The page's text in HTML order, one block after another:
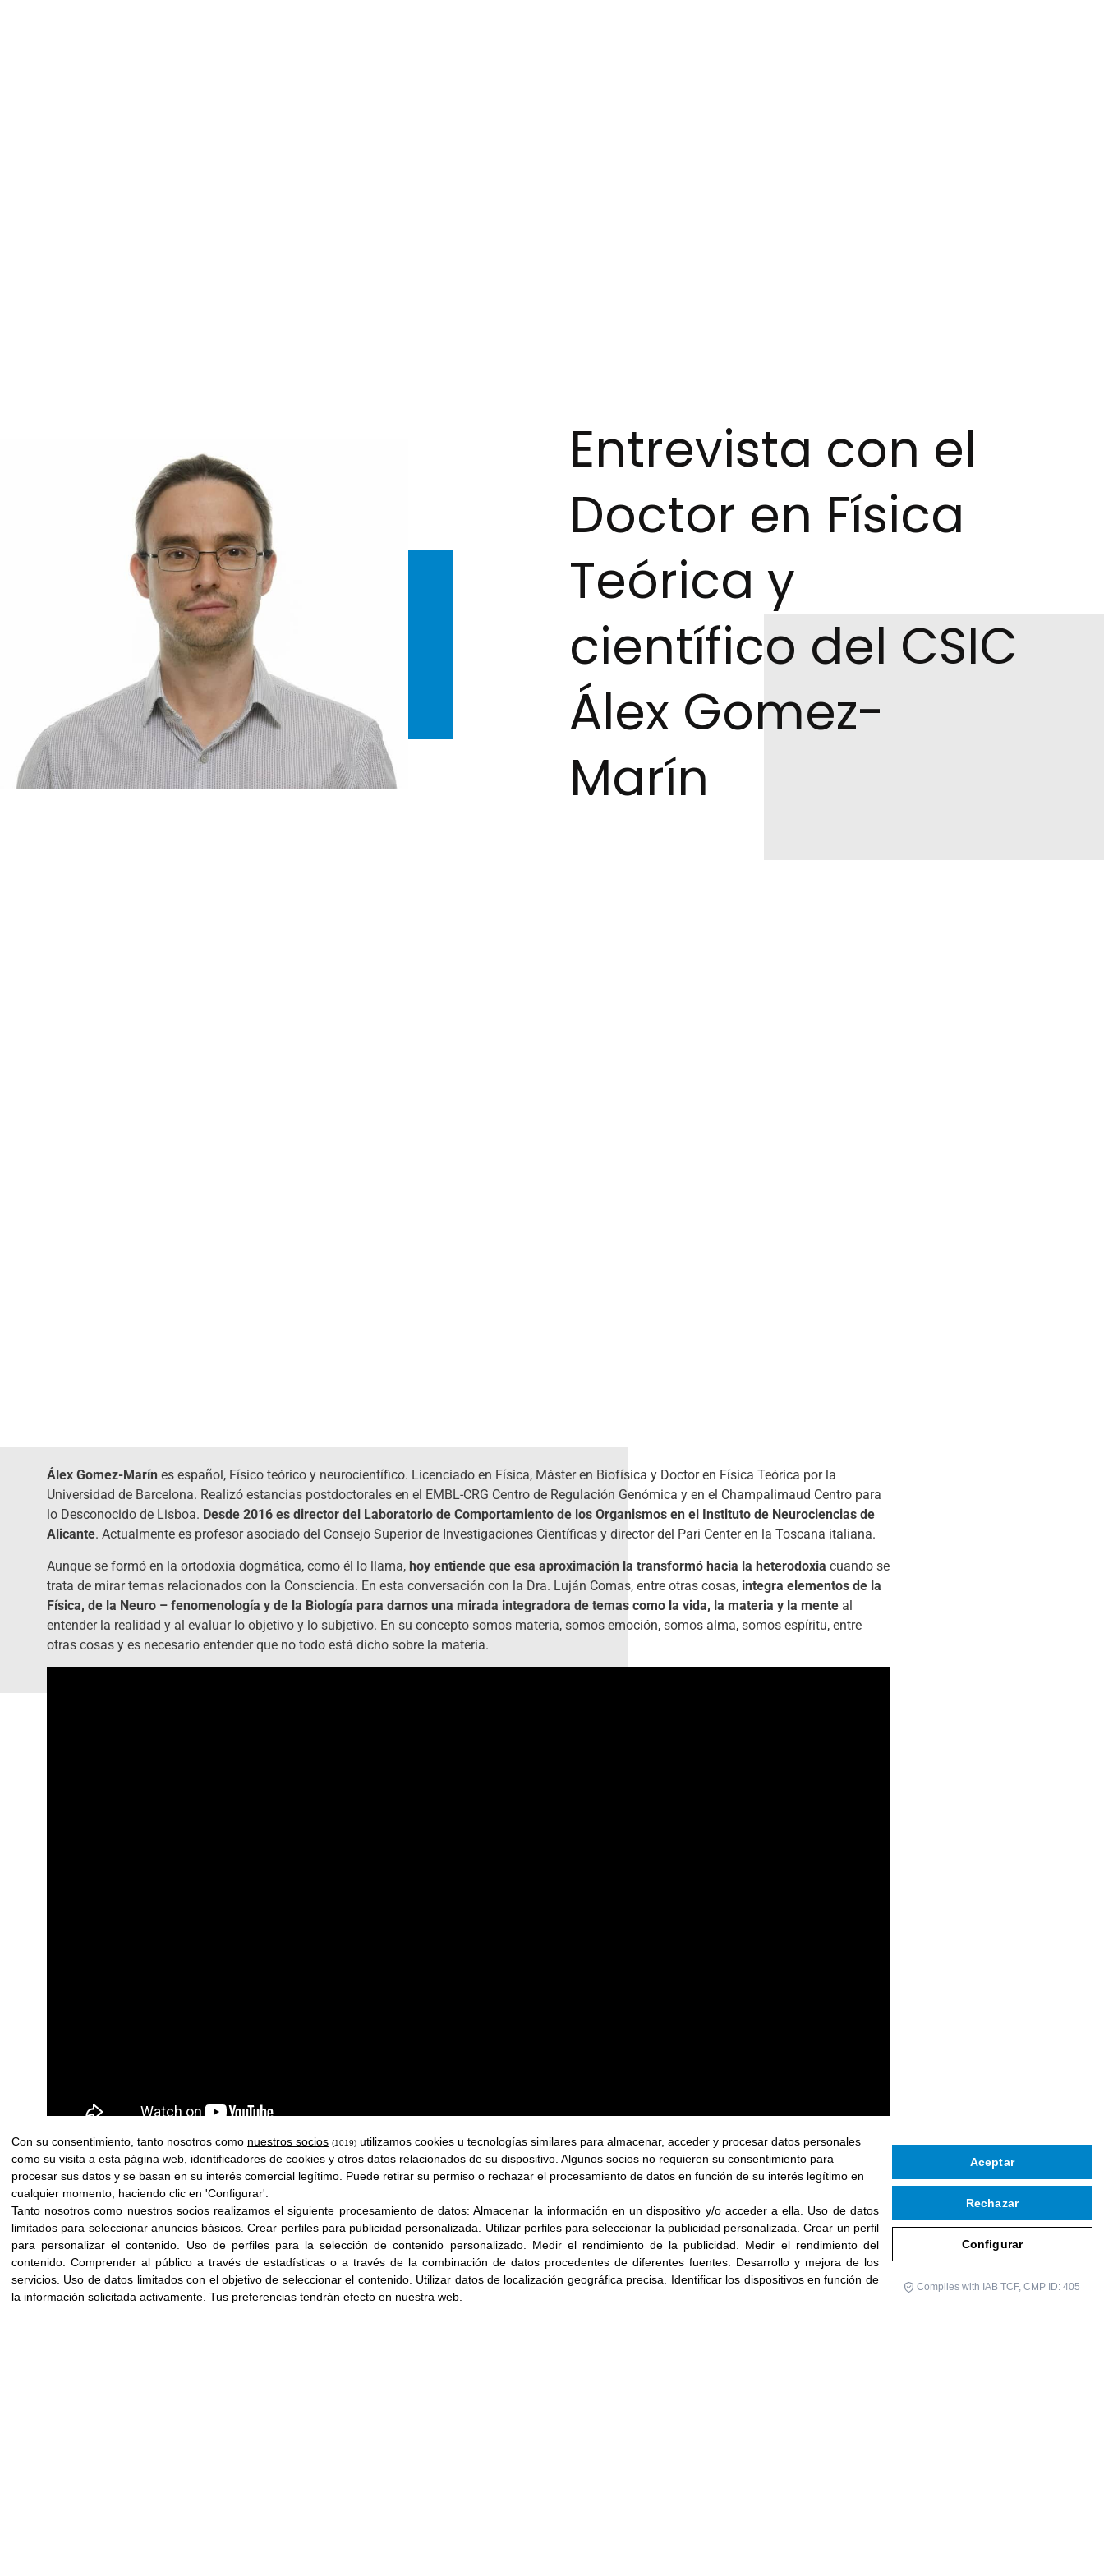
Entrevista con el
Doctor en Física
Teórica y
científico del CSIC
Álex Gomez-
Marín
Álex Gomez-Marín es español, Físico teórico y neurocientífico. Licenciado en Física, Máster en Biofísica y Doctor en Física Teórica por la
Universidad de Barcelona. Realizó estancias postdoctorales en el EMBL-CRG Centro de Regulación Genómica y en el Champalimaud Centro para
lo Desconocido de Lisboa. Desde 2016 es director del Laboratorio de Comportamiento de los Organismos en el Instituto de Neurociencias de
Alicante. Actualmente es profesor asociado del Consejo Superior de Investigaciones Científicas y director del Pari Center en la Toscana italiana.
Aunque se formó en la ortodoxia dogmática, como él lo llama, hoy entiende que esa aproximación la transformó hacia la heterodoxia cuando se
trata de mirar temas relacionados con la Consciencia. En esta conversación con la Dra. Luján Comas, entre otras cosas, integra elementos de la
Física, de la Neuro – fenomenología y de la Biología para darnos una mirada integradora de temas como la vida, la materia y la mente al
entender la realidad y al evaluar lo objetivo y lo subjetivo. En su concepto somos materia, somos emoción, somos alma, somos espíritu, entre
otras cosas y es necesario entender que no todo está dicho sobre la materia.
Ant
Anterior
Siguiente
COMPARTIR
Con su consentimiento, tanto nosotros como nuestros socios (1019) utilizamos cookies u tecnologías similares para almacenar, acceder y procesar datos personales
como su visita a esta página web, identificadores de cookies y otros datos relacionados de su dispositivo. Algunos socios no requieren su consentimiento para
procesar sus datos y se basan en su interés comercial legítimo. Puede retirar su permiso o rechazar el procesamiento de datos en función de su interés legítimo en
cualquier momento, haciendo clic en 'Configurar'.
Tanto nosotros como nuestros socios realizamos el siguiente procesamiento de datos:Almacenar la información en un dispositivo y/o acceder a ella
Uso de datos
limitados para seleccionar anuncios básicos .Crear perfiles para publicidad personalizada Utilizar perfiles para seleccionar la publicidad personalizada .Crear un perfil
para personalizar el contenido
Uso de perfiles para la selección de contenido personalizado. Medir el rendimiento de la publicidad
Medir el rendimiento del
contenido
Comprender al público a través de estadísticas o a través de la combinación de datos procedentes de diferentes fuentes. Desarrollo y mejora de los
servicios Uso de datos limitados con el objetivo de seleccionar el contenido. Utilizar datos de localización geográfica precisa
Identificar los dispositivos en función de
la información solicitada activamente Tus preferencias tendrán efecto en nuestra web.
Configurar
Rechazar
Aceptar
Complies with IAB TCF, CMP ID: 405